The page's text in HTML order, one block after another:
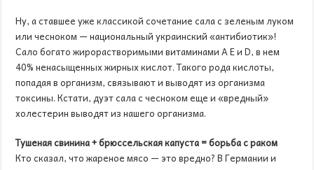
Ну, а ставшее уже классикой сочетание сала с зеленым луком
или чесноком — национальный украинский «антибиотик»!
Сало богато жирорастворимыми витаминами A E и D, в нем
40% ненасыщенных жирных кислот. Такого рода кислоты,
попадая в организм, связывают и выводят из организма
токсины. Кстати, дуэт сала с чесноком еще и «вредный»
холестерин выводят из нашего организма.
Тушеная свинина + брюссельская капуста = борьба с раком
Кто сказал, что жареное мясо — это вредно? В Германии и